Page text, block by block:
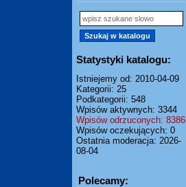
Statystyki katalogu:
Istniejemy od: 2010-04-09
Kategorii: 25
Podkategorii: 548
Wpisów aktywnych: 3344
Wpisów odrzuconych: 8386
Wpisów oczekujących: 0
Ostatnia moderacja: 2026-
08-04
Polecamy: